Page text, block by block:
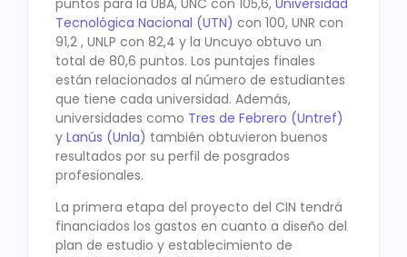
Tecnológica Nacional (UTN) con 100, UNR con
91,2 , UNLP con 82,4 y la Uncuyo obtuvo un
total de 80,6 puntos. Los puntajes finales
están relacionados al número de estudiantes
que tiene cada universidad. Además,
universidades como Tres de Febrero (Untref)
y Lanús (Unla) también obtuvieron buenos
resultados por su perfil de posgrados
profesionales.
La primera etapa del proyecto del CIN tendrá
financiados los gastos en cuanto a diseño del
plan de estudio y establecimiento de